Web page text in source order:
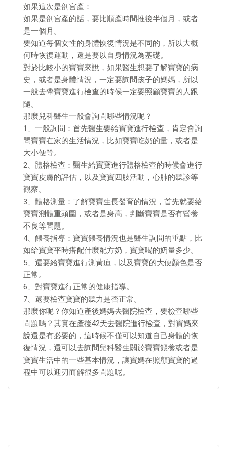
如果這次是剖宮產：
如果是剖宮產的話，要比順產時間推後半個月，或者
是一個月。
要知道每個女性的身體恢復情況是不同的，所以大概
何時恢復運動，還是要以自身情況為基礎。
對於比較小的寶寶來說，如果醫生想要了解寶寶的病
史，或者是身體情況，一定要詢問孩子的媽媽，所以
一般去帶寶寶進行檢查的時候一定要照顧寶寶的人跟
隨。
那麼兒科醫生一般會詢問哪些情況呢？
1、一般詢問：首先醫生要給寶寶進行檢查，肯定會詢
問寶寶在家的生活情況，比如寶寶吃奶的量，或者是
大小便等。
2、體格檢查：醫生給寶寶進行體格檢查的時候會進行
寶寶皮膚的評估，以及寶寶四肢活動，心肺的聽診等
觀察。
3、體格測量：了解寶寶生長發育的情況，首先就要給
寶寶測體重頭圍，或者是身高，判斷寶寶是否有營養
不良等問題。
4、餵養指導：寶寶餵養情況也是醫生詢問的重點，比
如給寶寶平時搭配什麼配方奶，寶寶喝的奶量多少。
5、還要給寶寶進行測黃疸，以及寶寶的大便顏色是否
正常。
6、對寶寶進行正常的健康指導。
7、還要檢查寶寶的聽力是否正常。
那麼你呢？你知道產後媽媽去醫院檢查，要檢查哪些
問題嗎？其實在產後42天去醫院進行檢查，對寶媽來
說還是有必要的，這時候不僅可以知道自己身體的恢
復情況，還可以去詢問兒科醫生關於寶寶餵養或者是
寶寶生活中的一些基本情況，讓寶媽在照顧寶寶的過
程中可以迎刃而解很多問題呢。